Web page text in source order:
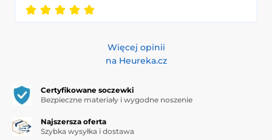
Więcej opinii
na Heureka.cz
Certyfikowane soczewki
Bezpieczne materiały i wygodne noszenie
Najszersza oferta
Szybka wysyłka i dostawa